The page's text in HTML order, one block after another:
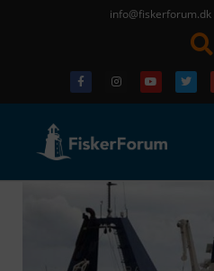
info@fiskerforum.dk